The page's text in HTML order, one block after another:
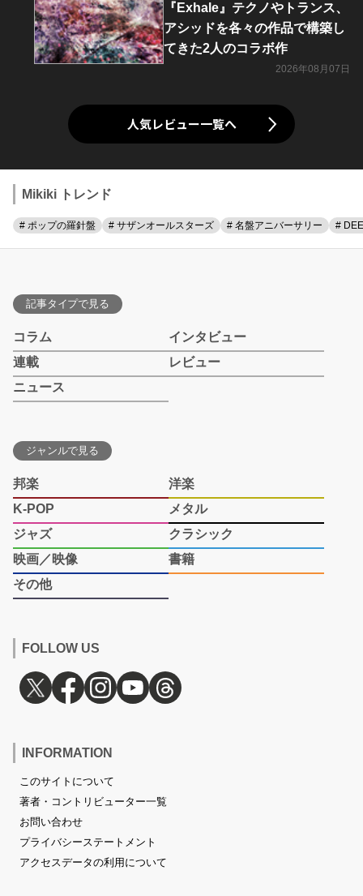
『Exhale』テクノやトランス、
アシッドを各々の作品で構築し
てきた2人のコラボ作
2026年08月07日
人気レビュー一覧へ
Mikiki トレンド
# ポップの羅針盤 # サザンオールスターズ # 名盤アニバーサリー #
記事タイプで見る
コラム
インタビュー
連載
レビュー
ニュース
ジャンルで見る
邦楽
洋楽
K-POP
メタル
ジャズ
クラシック
映画／映像
書籍
その他
FOLLOW US
INFORMATION
このサイトについて
著者・コントリビューター一覧
お問い合わせ
プライバシーステートメント
アクセスデータの利用について